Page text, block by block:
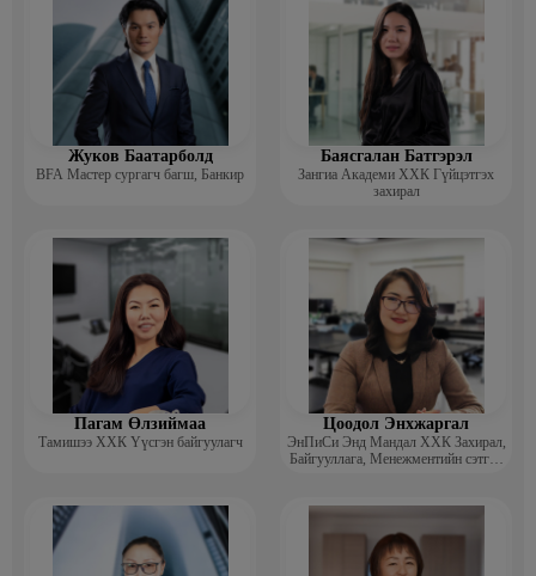
Жуков Баатарболд
BFA Мастер сургагч багш, Банкир
Баясгалан Батгэрэл
Зангиа Академи ХХК Гүйцэтгэх
захирал
Пагам Өлзиймаа
Тамишээ ХХК Үүсгэн байгуулагч
Цоодол Энхжаргал
ЭнПиСи Энд Мандал ХХК Захирал,
Байгууллага, Менежментийн сэтгэл